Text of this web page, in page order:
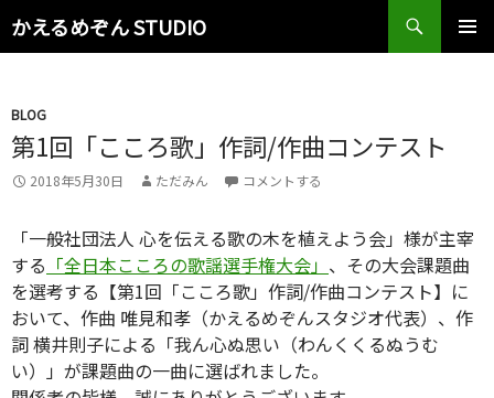
かえるめぞん STUDIO
検
索
ン
ツ
へ
ス
ッ
プ
BLOG
第1回「こころ歌」作詞/作曲コンテスト
2018年5月30日 ただみん コメントする
「一般社団法人 心を伝える歌の木を植えよう会」様が主宰
する 「全日本こころの歌謡選手権大会」 、その大会課題曲
を選考する【第1回「こころ歌」作詞/作曲コンテスト】に
おいて、作曲 唯見和孝（かえるめぞんスタジオ代表）、作
詞 横井則子による「我ん心ぬ思い（わんくくるぬうむ
い）」が課題曲の一曲に選ばれました。